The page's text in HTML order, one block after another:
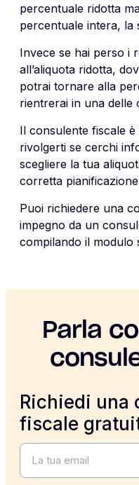
percentuale ridotta
percentuale intera, la
Invece se hai perso i
all’aliquota ridotta,
potrai tornare alla
rientrerai in una delle
Il consulente fiscale
rivolgerti se cerchi
scegliere la tua
corretta
Puoi richiedere una
impegno da un
compilando il modulo
Parla
Richiedi una
fiscale